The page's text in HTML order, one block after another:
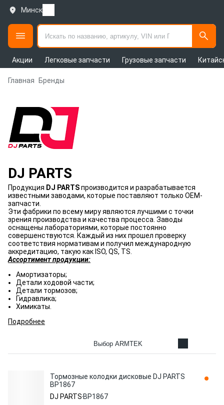
Минск
Акции Легковые запчасти Грузовые запчасти
Главная Бренды
DJ PARTS
Продукция DJ PARTSпроизводится и разрабатывается
известными заводами, которые поставляют только OEM-
запчасти.
Эти фабрики по всему миру являются лучшими с точки
зрения производства и качества процесса. Заводы
оснащены лабораториями, которые постоянно
совершенствуются. Каждый из них прошел проверку
соответствия нормативам и получил международную
аккредитацию, такую ​​как ISO, QS, TS.
Ассортимент продукции:
Амортизаторы;
Детали ходовой части;
Детали тормозов;
Гидравлика;
Химикаты.
Подробнее
Выбор ARMTEK
Тормозные колодки дисковые DJ PARTS
BP1867
DJ PARTS BP1867